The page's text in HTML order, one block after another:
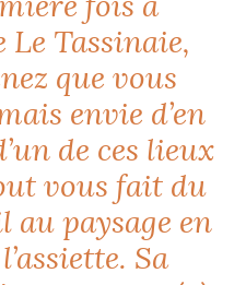
ET DESIGN
Tassinaie,
que vous
envie d’en
de ces lieux
vous fait du
au paysage en
Sa